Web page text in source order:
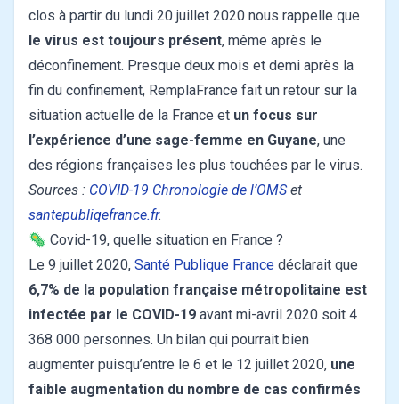
clos à partir du lundi 20 juillet 2020 nous rappelle que
le virus est toujours présent, même après le
déconfinement. Presque deux mois et demi après la
fin du confinement, RemplaFrance fait un retour sur la
situation actuelle de la France et un focus sur
l’expérience d’une sage-femme en Guyane, une
des régions françaises les plus touchées par le virus.
Sources : COVID-19 Chronologie de l’OMSet
santepubliqefrance.fr.
🦠 Covid-19, quelle situation en France ?
Le 9 juillet 2020, Santé Publique France déclarait que
6,7% de la population française métropolitaine est
infectée par le COVID-19 avant mi-avril 2020 soit 4
368 000 personnes. Un bilan qui pourrait bien
augmenter puisqu’entre le 6 et le 12 juillet 2020, une
faible augmentation du nombre de cas confirmés